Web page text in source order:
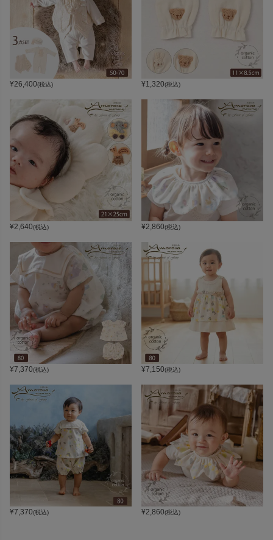
¥26,400(税込) ¥1,320(税込)
¥2,640(税込) ¥2,860(税込)
¥7,370(税込) ¥7,150(税込)
¥7,370(税込) ¥2,860(税込)